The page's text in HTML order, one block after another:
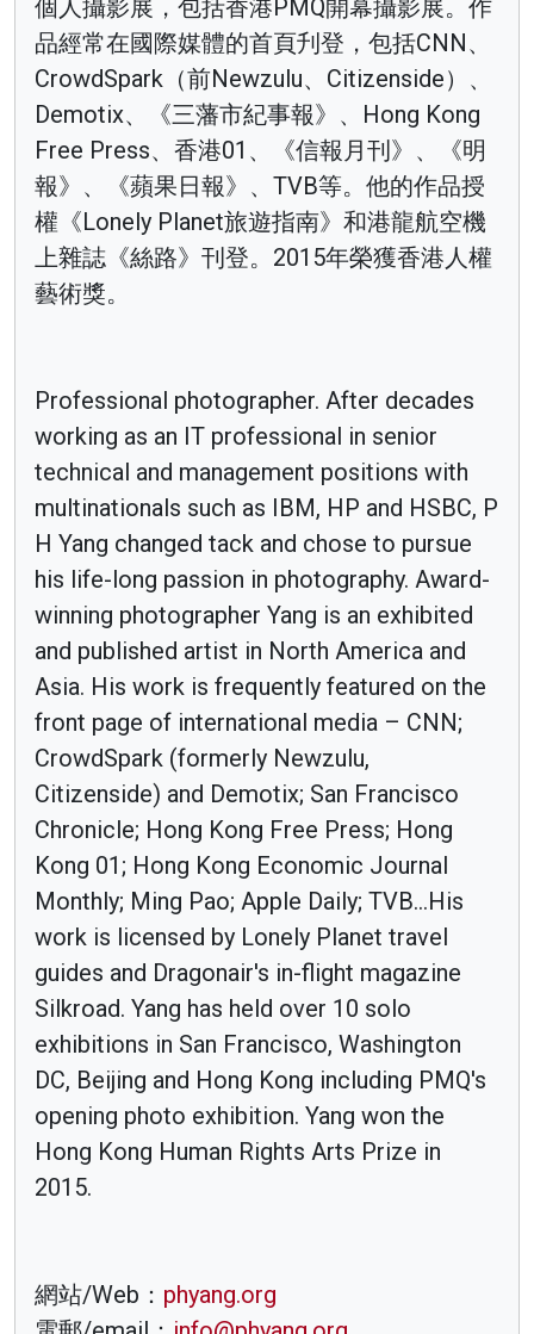
個人攝影展，包括香港PMQ開幕攝影展。作
品經常在國際媒體的首頁刋登，包括CNN、
CrowdSpark（前Newzulu、Citizenside）、
Demotix、《三藩市紀事報》、Hong Kong
Free Press、香港01、《信報月刊》、《明
報》、《蘋果日報》、TVB等。他的作品授
權《Lonely Planet旅遊指南》和港龍航空機
上雜誌《絲路》刊登。2015年榮獲香港人權
藝術獎。
Professional photographer. After decades
working as an IT professional in senior
technical and management positions with
multinationals such as IBM, HP and HSBC, P
H Yang changed tack and chose to pursue
his life-long passion in photography. Award-
winning photographer Yang is an exhibited
and published artist in North America and
Asia. His work is frequently featured on the
front page of international media – CNN;
CrowdSpark (formerly Newzulu,
Citizenside) and Demotix; San Francisco
Chronicle; Hong Kong Free Press; Hong
Kong 01; Hong Kong Economic Journal
Monthly; Ming Pao; Apple Daily; TVB...His
work is licensed by Lonely Planet travel
guides and Dragonair's in-flight magazine
Silkroad. Yang has held over 10 solo
exhibitions in San Francisco, Washington
DC, Beijing and Hong Kong including PMQ's
opening photo exhibition. Yang won the
Hong Kong Human Rights Arts Prize in
2015.
網站/Web： phyang.org